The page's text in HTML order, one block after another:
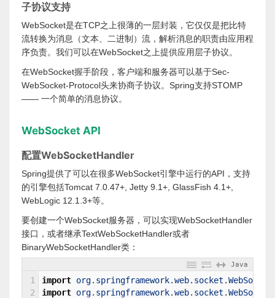
子协议支持
WebSocket是在TCP之上很薄的一层封装，它仅仅是把比特
流转换为消息（文本、二进制）流，解析消息的职责由应用程
序负责。我们可以在WebSocket之上提供应用层子协议。
在WebSocket握手阶段，客户端和服务器可以基于Sec-
WebSocket-Protocol头来协商子协议。Spring支持STOMP
—— 一个简单的消息协议。
WebSocket API
配置WebSocketHandler
Spring提供了可以在很多WebSocket引擎中运行的API，支持
的引擎包括Tomcat 7.0.47+, Jetty 9.1+, GlassFish 4.1+,
WebLogic 12.1.3+等。
要创建一个WebSocket服务器，可以实现WebSocketHandler
接口，或者继承TextWebSocketHandler或者
BinaryWebSocketHandler类：
Java
1
2
import org. springframework.web. socket .
import org. springframework.web. socket .